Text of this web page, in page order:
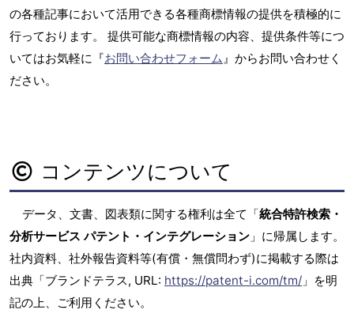
の各種記事において活用できる各種商標情報の提供を積極的に
行っております。 提供可能な商標情報の内容、提供条件等につ
いてはお気軽に『お問い合わせフォーム 』からお問い合わせく
ださい。
コンテンツについて
データ、文書、図表類に関する権利は全て「統合特許検索・
分析サービス パテント・インテグレーション 」に帰属します。
社内資料、社外報告資料等(有償・無償問わず)に掲載する際は
出典「ブランドテラス, URL: https://patent-i.com/tm/ 」を明
記の上、ご利用ください。